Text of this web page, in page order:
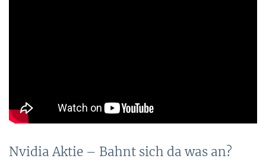
Nvidia Aktie – Bahnt sich da was an?